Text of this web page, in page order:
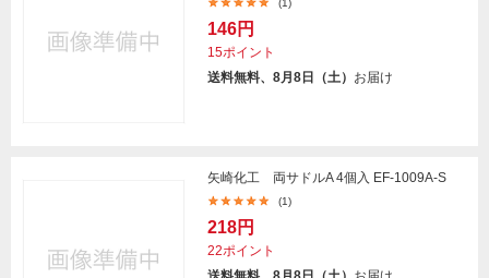
(1)
146円
15ポイント
送料無料、8月8日（土） お届け
矢崎化工 両サドルA 4個入 EF-1009A-S
(1)
218円
22ポイント